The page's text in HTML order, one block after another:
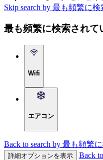
Skip search by 最も頻繁に
最も頻繁に検索されて
Wifi
エアコン
Back to search by 最も頻繁
詳細オプションを表示 Back